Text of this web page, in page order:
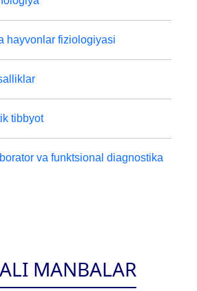
hayvonlar fiziologiyasi
tibbyot
va funktsional diagnostika
MANBALAR